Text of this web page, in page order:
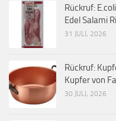
Rückruf:
Edel Salami
31 JULI, 2026
Rückruf:
Kupfer von
30 JULI, 2026